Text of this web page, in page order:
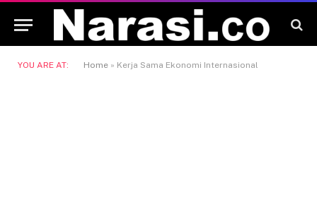
YOU ARE AT: Home » Kerja Sama Ekonomi Internasional